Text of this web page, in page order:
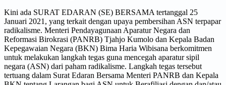
Kini ada SURAT EDARAN (SE) BERSAMA tertanggal 25
Januari 2021, yang terkait dengan upaya pembersihan ASN terpapar
radikalisme. Menteri Pendayagunaan Aparatur Negara dan
Reformasi Birokrasi (PANRB) Tjahjo Kumolo dan Kepala Badan
Kepegawaian Negara (BKN) Bima Haria Wibisana berkomitmen
untuk melakukan langkah tegas guna mencegah aparatur sipil
negara (ASN) dari paham radikalisme. Langkah tegas tersebut
tertuang dalam Surat Edaran Bersama Menteri PANRB dan Kepala